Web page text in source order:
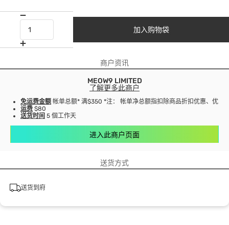
加入购物袋
商户资讯
MEOW9 LIMITED
了解更多此商户
免运费金额 帐单总额* 满$350 *注： 帐单净总额指扣除商品折扣优惠、优惠
运费 $80
送货时间 5 個工作天
进入此商户页面
送货方式
送货到府